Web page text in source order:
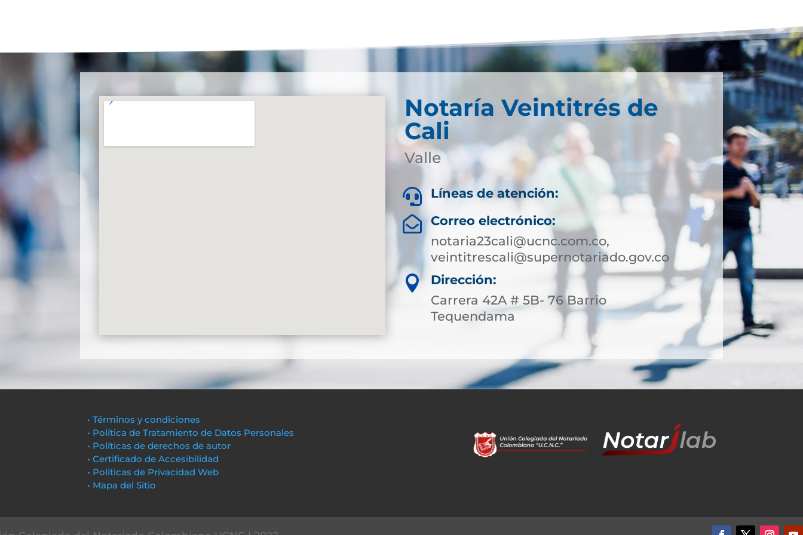
Notaría Veintitrés de
Cali
Valle
 Líneas de atención:

Correo electrónico:
notaria23cali@ucnc.com.co,
veintitrescali@supernotariado.gov.co

Dirección:
Carrera 42A # 5B- 76 Barrio
Tequendama
• Términos y condiciones
• Política de Tratamiento de Datos Personales
• Políticas de derechos de autor
• Certificado de Accesibilidad
• Políticas de Privacidad Web
• Mapa del Sitio